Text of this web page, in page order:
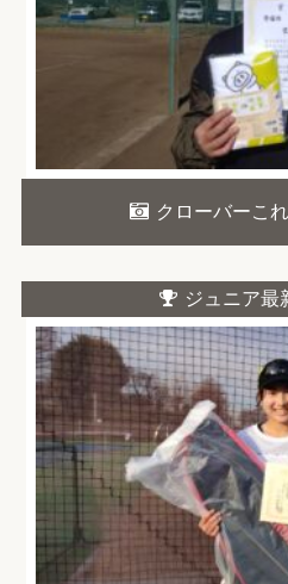
クローバーこ
ジュニア最